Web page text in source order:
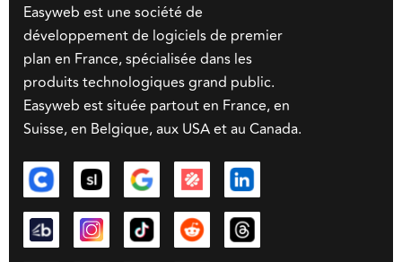
Easyweb est une société de
développement de logiciels de premier
plan en France, spécialisée dans les
produits technologiques grand public.
Easyweb est située partout en France, en
Suisse, en Belgique, aux USA et au Canada.